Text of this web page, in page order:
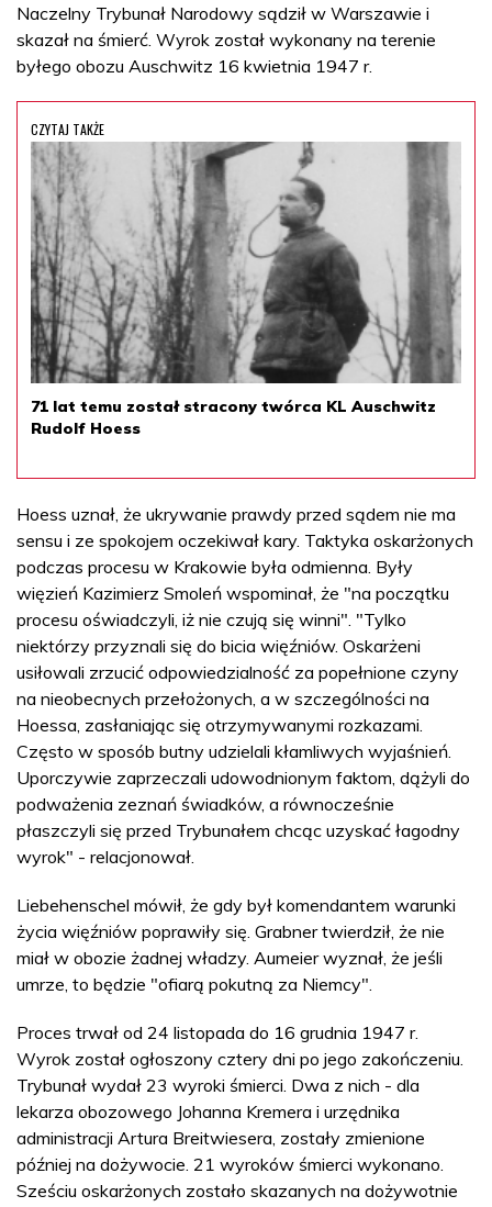
Naczelny Trybunał Narodowy sądził w Warszawie i
skazał na śmierć. Wyrok został wykonany na terenie
byłego obozu Auschwitz 16 kwietnia 1947 r.
CZYTAJ TAKŻE
71 lat temu został stracony twórca KL Auschwitz
Rudolf Hoess
Hoess uznał, że ukrywanie prawdy przed sądem nie ma
sensu i ze spokojem oczekiwał kary. Taktyka oskarżonych
podczas procesu w Krakowie była odmienna. Były
więzień Kazimierz Smoleń wspominał, że "na początku
procesu oświadczyli, iż nie czują się winni". "Tylko
niektórzy przyznali się do bicia więźniów. Oskarżeni
usiłowali zrzucić odpowiedzialność za popełnione czyny
na nieobecnych przełożonych, a w szczególności na
Hoessa, zasłaniając się otrzymywanymi rozkazami.
Często w sposób butny udzielali kłamliwych wyjaśnień.
Uporczywie zaprzeczali udowodnionym faktom, dążyli do
podważenia zeznań świadków, a równocześnie
płaszczyli się przed Trybunałem chcąc uzyskać łagodny
wyrok" - relacjonował.
Liebehenschel mówił, że gdy był komendantem warunki
życia więźniów poprawiły się. Grabner twierdził, że nie
miał w obozie żadnej władzy. Aumeier wyznał, że jeśli
umrze, to będzie "ofiarą pokutną za Niemcy".
Proces trwał od 24 listopada do 16 grudnia 1947 r.
Wyrok został ogłoszony cztery dni po jego zakończeniu.
Trybunał wydał 23 wyroki śmierci. Dwa z nich - dla
lekarza obozowego Johanna Kremera i urzędnika
administracji Artura Breitwiesera, zostały zmienione
później na dożywocie. 21 wyroków śmierci wykonano.
Sześciu oskarżonych zostało skazanych na dożywotnie